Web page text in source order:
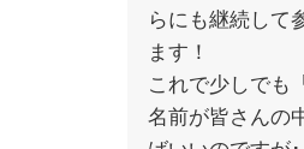
らにも継続して
ます！
これで少しでも
名前が皆さんの